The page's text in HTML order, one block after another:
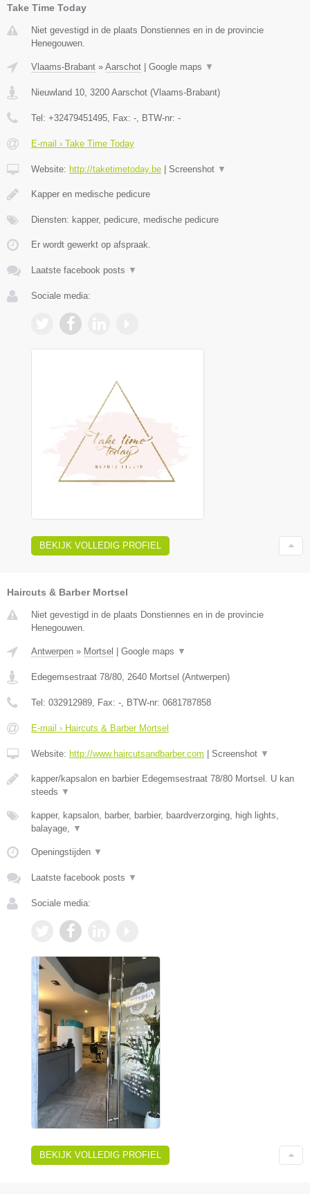
Take Time Today
Niet gevestigd in de plaats Donstiennes en in de provincie
Henegouwen.
Vlaams-Brabant » Aarschot Google maps ▼
Nieuwland 10, 3200 Aarschot (Vlaams-Brabant)
Tel: +32479451495, Fax: -, BTW-nr: -
E-mail › Take Time Today
Website: http://taketimetoday.be Screenshot ▼
Kapper en medische pedicure
Diensten: kapper, pedicure, medische pedicure
Er wordt gewerkt op afspraak.
Laatste facebook posts ▼
Sociale media:
BEKIJK VOLLEDIG PROFIEL
Haircuts & Barber Mortsel
Niet gevestigd in de plaats Donstiennes en in de provincie
Henegouwen.
Antwerpen » Mortsel Google maps ▼
Edegemsestraat 78/80, 2640 Mortsel (Antwerpen)
Tel: 032912989, Fax: -, BTW-nr: 0681787858
E-mail › Haircuts & Barber Mortsel
Website: http://www.haircutsandbarber.com Screenshot ▼
kapper/kapsalon en barbier Edegemsestraat 78/80 Mortsel. U kan
steeds ▼
kapper, kapsalon, barber, barbier, baardverzorging, high lights,
balayage, ▼
Openingstijden ▼
Laatste facebook posts ▼
Sociale media:
BEKIJK VOLLEDIG PROFIEL